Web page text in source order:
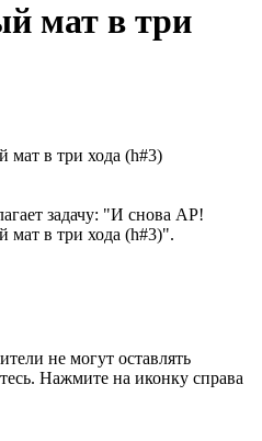
мат в три
задачу: "И снова АР!
мат в три хода (h#3)".
не могут оставлять
Нажмите на иконку справа